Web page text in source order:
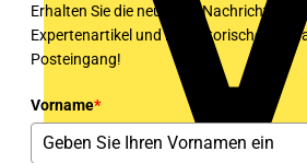
Erhalten Sie die neuesten Nachrichten,
Expertenartikel und regulatorischen
Posteingang!
Vorname*